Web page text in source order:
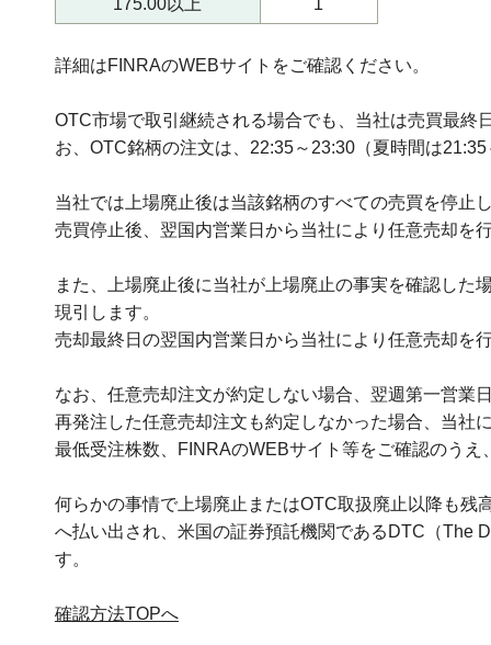
175.00以上 1
詳細はFINRAのWEBサイトをご確認ください。
OTC市場で取引継続される場合でも、当社は売買最終
お、OTC銘柄の注文は、22:35～23:30（夏時間は
当社では上場廃止後は当該銘柄のすべての売買を停止
売買停止後、翌国内営業日から当社により任意売却を
また、上場廃止後に当社が上場廃止の事実を確認した
現引します。
売却最終日の翌国内営業日から当社により任意売却を
なお、任意売却注文が約定しない場合、翌週第一営業
再発注した任意売却注文も約定しなかった場合、当社
最低受注株数、FINRAのWEBサイト等をご確認のう
何らかの事情で上場廃止またはOTC取扱廃止以降も
へ払い出され、米国の証券預託機関であるDTC（The
す。
確認方法TOPへ